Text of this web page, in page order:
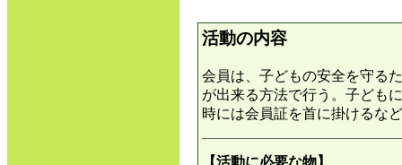
活動の内容
会員は、子どもの安全を守る
が出来る方法で行う。子ども
時には会員証を首に掛けるな